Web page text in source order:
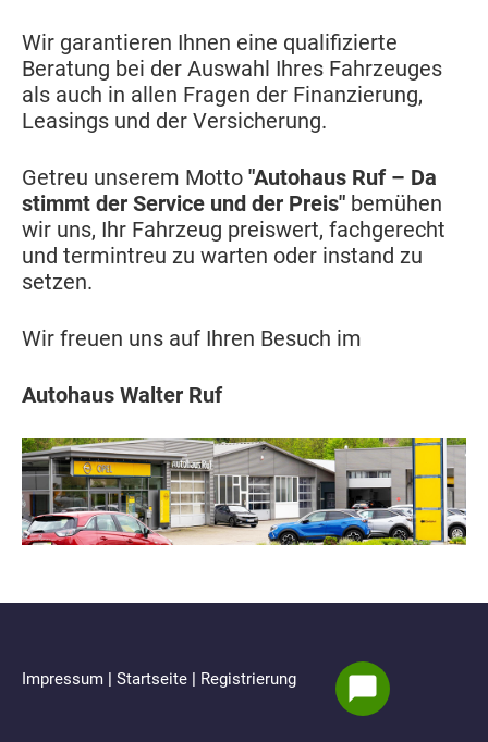
Wir garantieren Ihnen eine qualifizierte
Beratung bei der Auswahl Ihres Fahrzeuges
als auch in allen Fragen der Finanzierung,
Leasings und der Versicherung.
Getreu unserem Motto "Autohaus Ruf – Da
stimmt der Service und der Preis" bemühen
wir uns, Ihr Fahrzeug preiswert, fachgerecht
und termintreu zu warten oder instand zu
setzen.
Wir freuen uns auf Ihren Besuch im
Autohaus Walter Ruf
Impressum | Startseite | Registrierung